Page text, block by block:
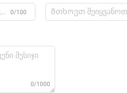
0/100
0/1000